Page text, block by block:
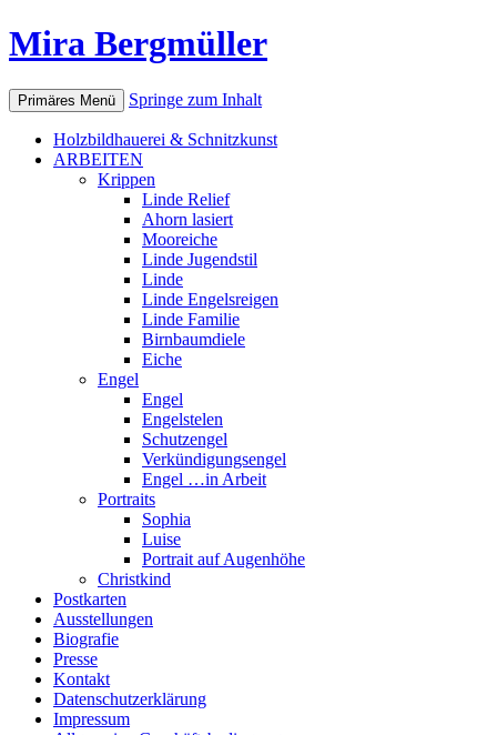
Mira Bergmüller
Primäres Menü Springe zum Inhalt
Holzbildhauerei & Schnitzkunst
ARBEITEN
Krippen
Linde Relief
Ahorn lasiert
Mooreiche
Linde Jugendstil
Linde
Linde Engelsreigen
Linde Familie
Birnbaumdiele
Eiche
Engel
Engel
Engelstelen
Schutzengel
Verkündigungsengel
Engel …in Arbeit
Portraits
Sophia
Luise
Portrait auf Augenhöhe
Christkind
Postkarten
Ausstellungen
Biografie
Presse
Kontakt
Datenschutzerklärung
Impressum